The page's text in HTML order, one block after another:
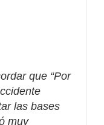
que “Por
las bases
muy